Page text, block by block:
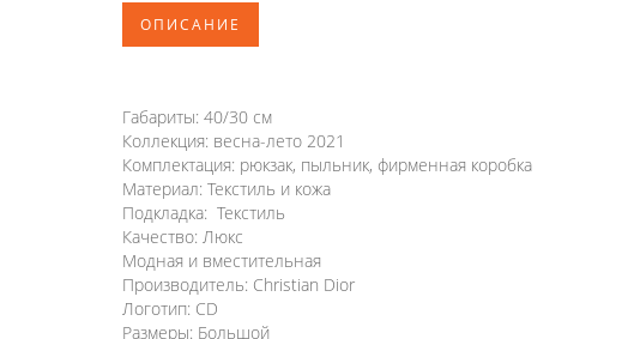
ОПИСАНИЕ
Габариты: 40/30 см
Коллекция: весна-лето 2021
Комплектация: рюкзак, пыльник, фирменная коробка
Материал: Текстиль и кожа
Подкладка: Текстиль
Качество: Люкс
Модная и вместительная
Производитель: Christian Dior
Логотип: CD
Размеры: Большой